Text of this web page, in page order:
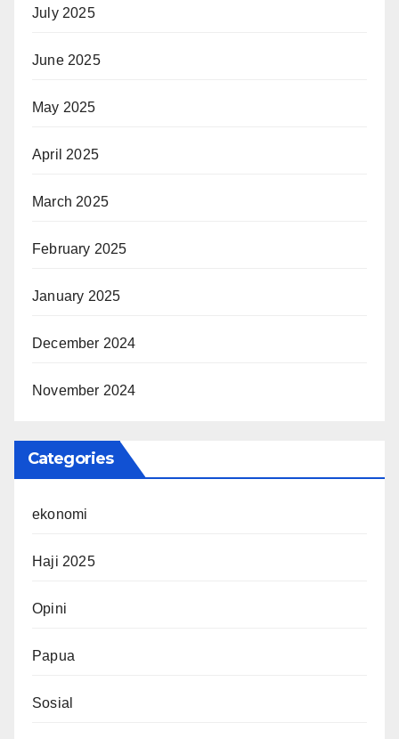
July 2025
June 2025
May 2025
April 2025
March 2025
February 2025
January 2025
December 2024
November 2024
Categories
ekonomi
Haji 2025
Opini
Papua
Sosial